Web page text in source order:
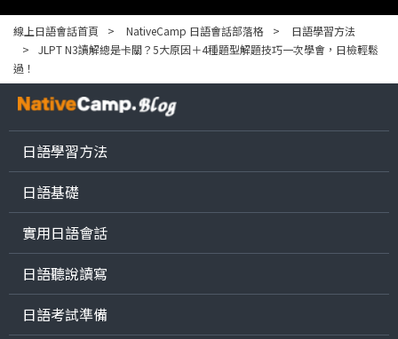
線上日語會話首頁 NativeCamp 日語會話部落格
日語學習方法
JLPT N3讀解總是卡關？5大原因＋4種題型解題技巧一次學會，日檢輕鬆
過！
日語學習方法
日語基礎
實用日語會話
日語聽說讀寫
日語考試準備